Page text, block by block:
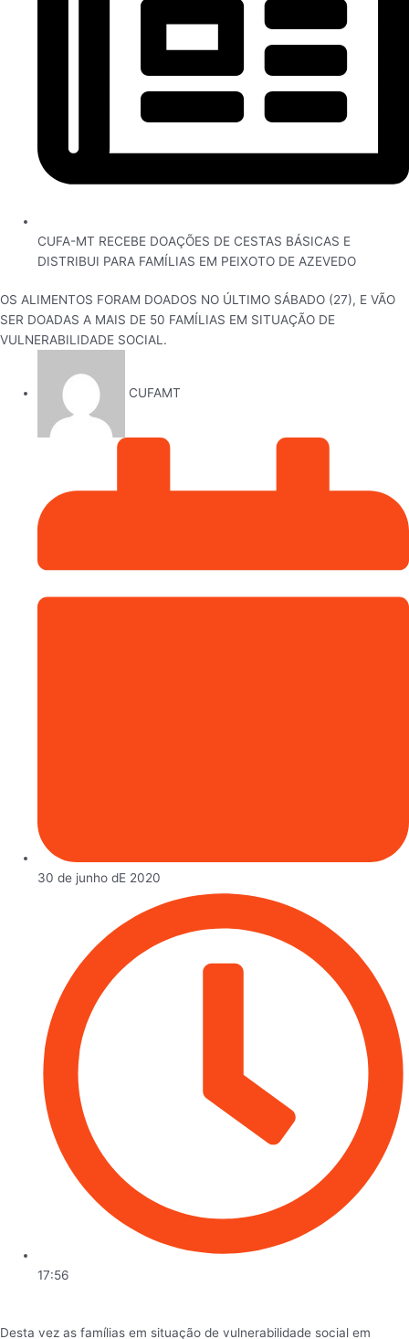
CUFA-MT RECEBE DOAÇÕES DE CESTAS BÁSICAS E
DISTRIBUI PARA FAMÍLIAS EM PEIXOTO DE AZEVEDO
OS ALIMENTOS FORAM DOADOS NO ÚLTIMO SÁBADO (27), E VÃO
SER DOADAS A MAIS DE 50 FAMÍLIAS EM SITUAÇÃO DE
VULNERABILIDADE SOCIAL.
CUFAMT
30 de junho dE 2020
17:56
Desta vez as famílias em situação de vulnerabilidade social em